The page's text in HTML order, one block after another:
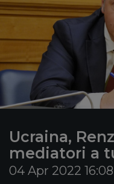
Ucraina,
mediatori a
04 Apr 2022 16:08